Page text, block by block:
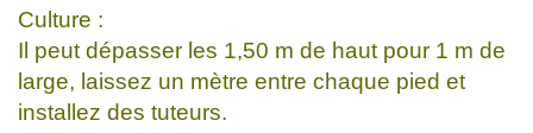
Culture :
Il peut dépasser les 1,50 m de haut pour 1 m de
large, laissez un mètre entre chaque pied et
installez des tuteurs.